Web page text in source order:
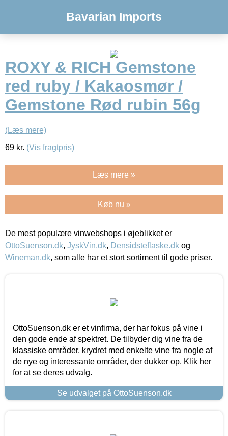
Bavarian Imports
ROXY & RICH Gemstone
red ruby / Kakaosmør /
Gemstone Rød rubin 56g
(Læs mere)
69 kr. (Vis fragtpris)
Læs mere »
Køb nu »
De mest populære vinwebshops i øjeblikket er
OttoSuenson.dk, JyskVin.dk, Densidsteflaske.dk og
Wineman.dk, som alle har et stort sortiment til gode priser.
OttoSuenson.dk er et vinfirma, der har fokus på vine i
den gode ende af spektret. De tilbyder dig vine fra de
klassiske områder, krydret med enkelte vine fra nogle af
de nye og interessante områder, der dukker op. Klik her
for at se deres udvalg.
Se udvalget på OttoSuenson.dk